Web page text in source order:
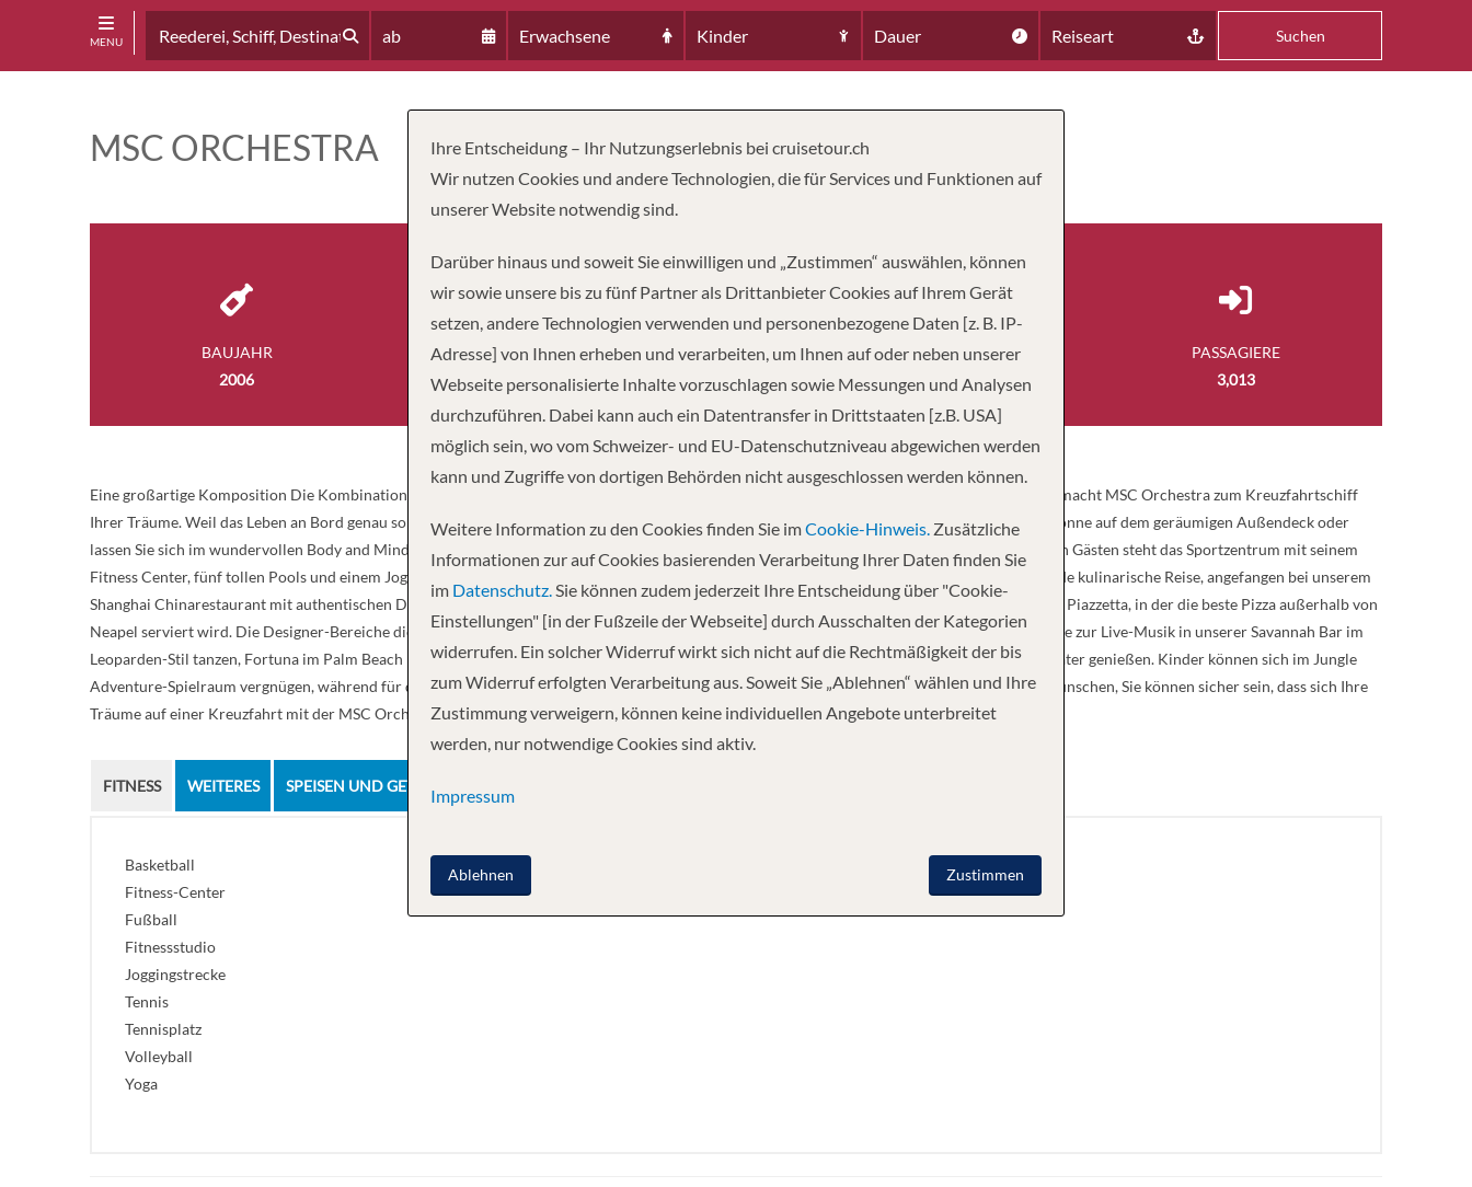
MENU ab Erwachsene Kinder Dauer Reiseart Suchen
MSC ORCHESTRA
BAUJAHR
2006
BESATZUNG
987
TONNAGE
92,409
LÄNGE
964 FUSS
PASSAGIERE
3,013
Eine großartige Komposition Die Kombination aus geräumigem, elegantem Interieur mit der Vielfalt, für die unsere Musica-Klasse berühmt ist, macht MSC Orchestra zum Kreuzfahrtschiff
Ihrer Träume. Weil das Leben an Bord genau so sein kann, wie Sie es sich erträumt haben. Wenn Sie sich entspannen möchten, genießen Sie die Sonne auf dem geräumigen Außendeck oder
lassen Sie sich im wundervollen Body and Mind Spa, im Türkischen Bad, in der Sauna oder mit erholsamen Massagen verwöhnen. Unseren aktiven Gästen steht das Sportzentrum mit seinem
Fitness Center, fünf tollen Pools und einem Jogging-Pfad an der frischen Seeluft zur Verfügung. MSC Orchestra nimmt Sie mit auf eine aufregende kulinarische Reise, angefangen bei unserem
Shanghai Chinarestaurant mit authentischen Dim Sum-Spezialitäten bis zum italienischen Four Seasons Gourmet-Restaurant und der Pizzeria La Piazzetta, in der die beste Pizza außerhalb von
Neapel serviert wird. Die Designer-Bereiche dieses umweltfreundlichen Schiffs machen jeden Moment zu einem besonderen Erlebnis, egal, ob Sie zur Live-Musik in unserer Savannah Bar im
Leoparden-Stil tanzen, Fortuna im Palm Beach Kasino herausfordern oder eine spektakuläre Show im ebenso spektakulären Covent Garden Theater genießen. Kinder können sich im Jungle
Adventure-Spielraum vergnügen, während für die Teenager ein eigener Teens Club zur Verfügung steht. Egal, wie alt Sie sind oder was Sie sich wünschen, Sie können sicher sein, dass sich Ihre
Träume auf einer Kreuzfahrt mit der MSC Orchestra erfüllen.
FITNESS WEITERES SPEISEN UND GETRÄNKE
Basketball
Fitness-Center
Fußball
Fitnessstudio
Joggingstrecke
Tennis
Tennisplatz
Volleyball
Yoga
Ihre Entscheidung – Ihr Nutzungserlebnis bei cruisetour.ch
Wir nutzen Cookies und andere Technologien, die für Services und Funktionen auf
unserer Website notwendig sind.
Darüber hinaus und soweit Sie einwilligen und „Zustimmen“ auswählen, können
wir sowie unsere bis zu fünf Partner als Drittanbieter Cookies auf Ihrem Gerät
setzen, andere Technologien verwenden und personenbezogene Daten [z. B. IP-
Adresse] von Ihnen erheben und verarbeiten, um Ihnen auf oder neben unserer
Webseite personalisierte Inhalte vorzuschlagen sowie Messungen und Analysen
durchzuführen. Dabei kann auch ein Datentransfer in Drittstaaten [z.B. USA]
möglich sein, wo vom Schweizer- und EU-Datenschutzniveau abgewichen werden
kann und Zugriffe von dortigen Behörden nicht ausgeschlossen werden können.
Weitere Information zu den Cookies finden Sie imCookie-Hinweis. Zusätzliche
Informationen zur auf Cookies basierenden Verarbeitung Ihrer Daten finden Sie
im Datenschutz.Sie können zudem jederzeit Ihre Entscheidung über "Cookie-
Einstellungen" [in der Fußzeile der Webseite] durch Ausschalten der Kategorien
widerrufen. Ein solcher Widerruf wirkt sich nicht auf die Rechtmäßigkeit der bis
zum Widerruf erfolgten Verarbeitung aus. Soweit Sie „Ablehnen“ wählen und Ihre
Zustimmung verweigern, können keine individuellen Angebote unterbreitet
werden, nur notwendige Cookies sind aktiv.
Impressum
Zustimmen
Ablehnen